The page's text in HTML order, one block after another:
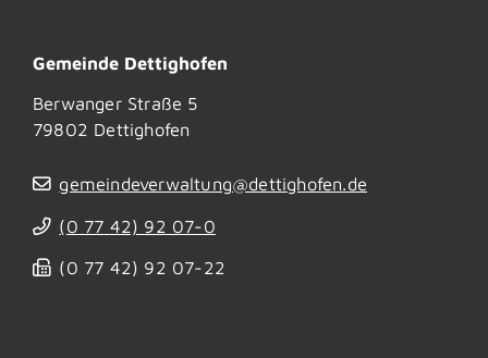
Gemeinde Dettighofen
Berwanger Straße 5
79802 Dettighofen
gemeindeverwaltung@dettighofen.de
(0 77 42) 92 07-0
(0 77 42) 92 07-22